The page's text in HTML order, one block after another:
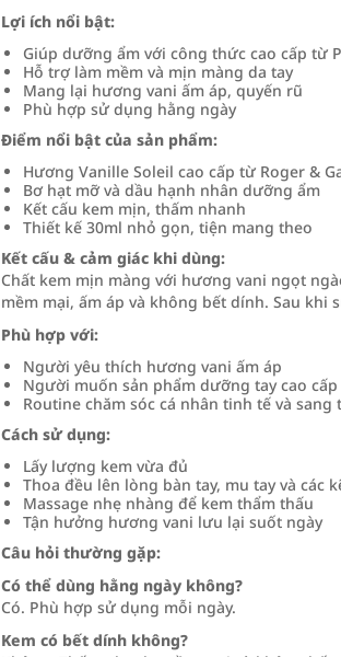
Lợi ích nổi bật:
Giúp dưỡng ẩm với công thức cao cấp từ
Hỗ trợ làm mềm và mịn màng da tay
Mang lại hương vani ấm áp, quyến rũ
Phù hợp sử dụng hằng ngày
Điểm nổi bật của sản phẩm:
Hương Vanille Soleil cao cấp từ Roger &
Bơ hạt mỡ và dầu hạnh nhân dưỡng ẩm
Kết cấu kem mịn, thấm nhanh
Thiết kế 30ml nhỏ gọn, tiện mang theo
Kết cấu & cảm giác khi dùng:
Chất kem mịn màng với hương vani ngọt
mềm mại, ấm áp và không bết dính. Sau
Phù hợp với:
Người yêu thích hương vani ấm áp
Người muốn sản phẩm dưỡng tay cao cấp
Routine chăm sóc cá nhân tinh tế và sang
Cách sử dụng:
Lấy lượng kem vừa đủ
Thoa đều lên lòng bàn tay, mu tay và các
Massage nhẹ nhàng để kem thẩm thấu
Tận hưởng hương vani lưu lại suốt ngày
Câu hỏi thường gặp:
Có thể dùng hằng ngày không?
Có. Phù hợp sử dụng mỗi ngày.
Kem có bết dính không?